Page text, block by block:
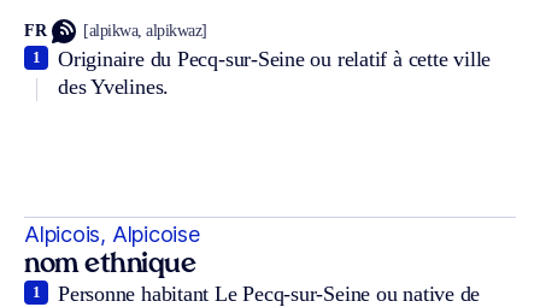
FR [alpikwa, alpikwaz]
Originaire du Pecq-sur-Seine ou relatif à cette ville
des Yvelines.
1
Alpicois, Alpicoise
nom ethnique
Personne habitant Le Pecq-sur-Seine ou native de
1